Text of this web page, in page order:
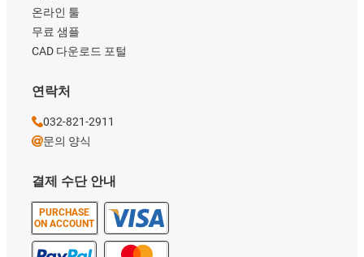
결제 수단 안내
PURCHASE
ON ACCOUNT
온라인 툴
무료 샘플
CAD 다운로드 포털
연락처
032-821-2911
문의 양식